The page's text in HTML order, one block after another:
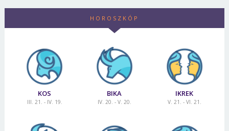
HOROSZKÓP
KOS
III. 21. - IV. 19.
BIKA
IV. 20. - V. 20.
IKREK
V. 21. - VI. 21.